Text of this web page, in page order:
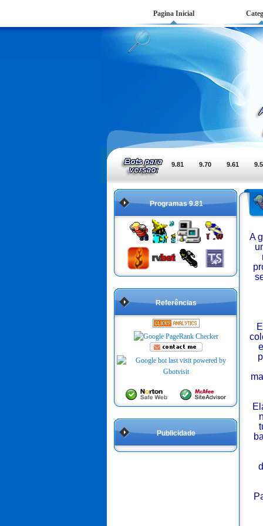
Pagina Inicial
9.81 9.70 9.61
Programas 9.81
Referências
Publicidade
A